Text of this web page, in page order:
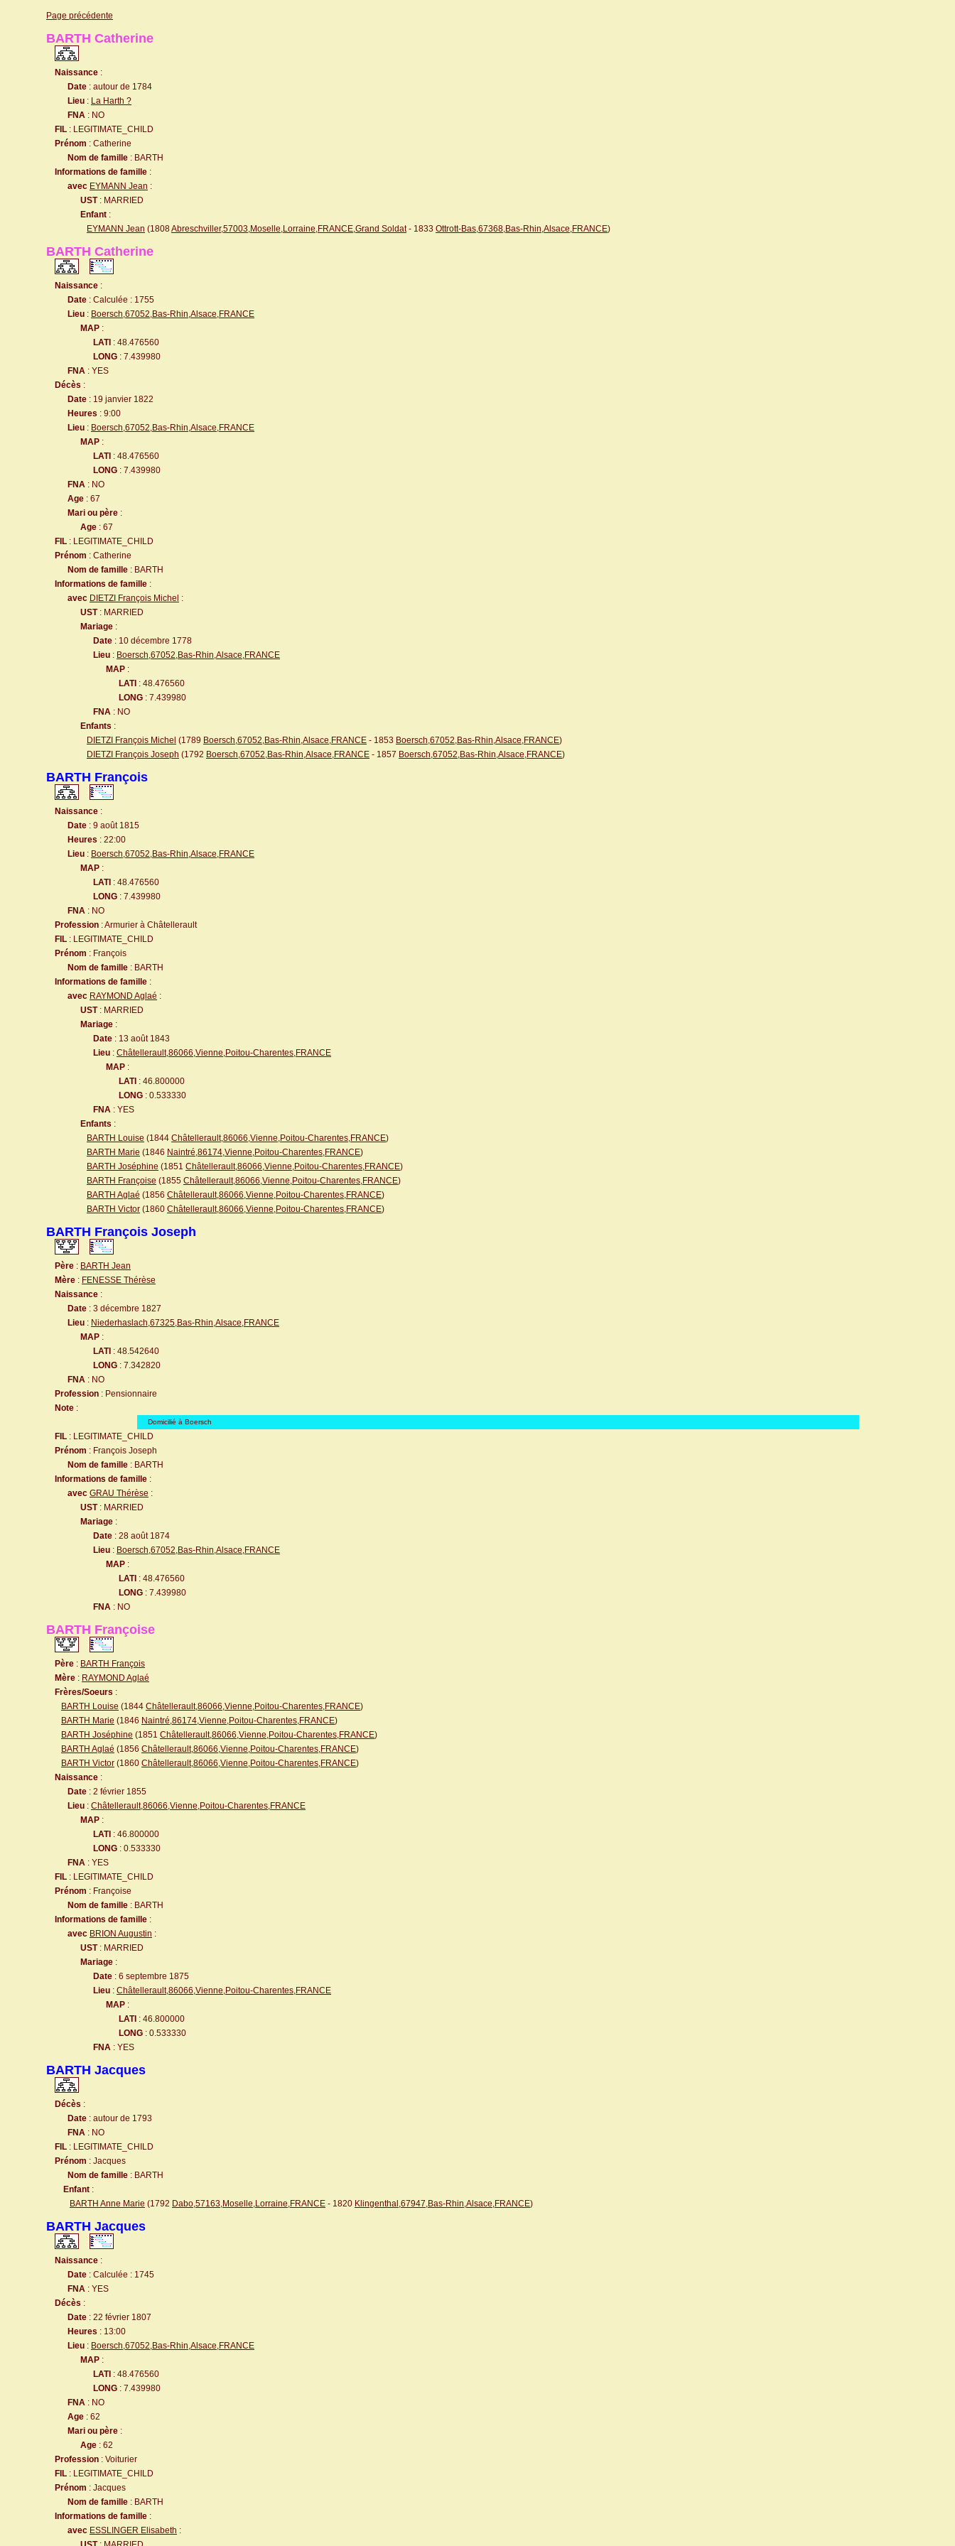
Page précédente
BARTH Catherine
Naissance :
Date : autour de 1784
Lieu : La Harth ?
FNA : NO
FIL : LEGITIMATE_CHILD
Prénom : Catherine
Nom de famille : BARTH
Informations de famille :
avec EYMANN Jean :
UST: MARRIED
Enfant :
EYMANN Jean (1808Abreschviller,57003,Moselle,Lorraine,FRANCE,Grand Soldat- 1833 Ottrott-Bas,67368,Bas-Rhin,Alsace,FRANCE)
BARTH Catherine
Naissance :
Date : Calculée : 1755
Lieu : Boersch,67052,Bas-Rhin,Alsace,FRANCE
MAP :
LATI : 48.476560
LONG : 7.439980
FNA : YES
Décès :
Date : 19 janvier 1822
Heures : 9:00
Lieu : Boersch,67052,Bas-Rhin,Alsace,FRANCE
MAP :
LATI : 48.476560
LONG : 7.439980
FNA : NO
Age : 67
Mari ou père :
Age : 67
FIL : LEGITIMATE_CHILD
Prénom : Catherine
Nom de famille : BARTH
Informations de famille :
avec DIETZI François Michel :
UST: MARRIED
Mariage :
Date : 10 décembre 1778
Lieu : Boersch,67052,Bas-Rhin,Alsace,FRANCE
MAP :
LATI : 48.476560
LONG : 7.439980
FNA : NO
Enfants :
DIETZI François Michel (1789 Boersch,67052,Bas-Rhin,Alsace,FRANCE - 1853 Boersch,67052,Bas-Rhin,Alsace,FRANCE)
DIETZI François Joseph (1792 Boersch,67052,Bas-Rhin,Alsace,FRANCE - 1857 Boersch,67052,Bas-Rhin,Alsace,FRANCE)
BARTH François
Naissance :
Date : 9 août 1815
Heures : 22:00
Lieu : Boersch,67052,Bas-Rhin,Alsace,FRANCE
MAP :
LATI : 48.476560
LONG : 7.439980
FNA : NO
Profession : Armurier à Châtellerault
FIL : LEGITIMATE_CHILD
Prénom : François
Nom de famille : BARTH
Informations de famille :
avec RAYMOND Aglaé :
UST: MARRIED
Mariage :
Date : 13 août 1843
Lieu : Châtellerault,86066,Vienne,Poitou-Charentes,FRANCE
MAP :
LATI : 46.800000
LONG : 0.533330
FNA : YES
Enfants :
BARTH Louise (1844 Châtellerault,86066,Vienne,Poitou-Charentes,FRANCE)
BARTH Marie (1846 Naintré,86174,Vienne,Poitou-Charentes,FRANCE)
BARTH Joséphine (1851 Châtellerault,86066,Vienne,Poitou-Charentes,FRANCE)
BARTH Françoise (1855 Châtellerault,86066,Vienne,Poitou-Charentes,FRANCE)
BARTH Aglaé (1856 Châtellerault,86066,Vienne,Poitou-Charentes,FRANCE)
BARTH Victor (1860 Châtellerault,86066,Vienne,Poitou-Charentes,FRANCE)
BARTH François Joseph
Père : BARTH Jean
Mère : FENESSE Thérèse
Naissance :
Date : 3 décembre 1827
Lieu : Niederhaslach,67325,Bas-Rhin,Alsace,FRANCE
MAP :
LATI : 48.542640
LONG : 7.342820
FNA : NO
Profession : Pensionnaire
Note :
Domicilié à Boersch
FIL : LEGITIMATE_CHILD
Prénom : François Joseph
Nom de famille : BARTH
Informations de famille :
avec GRAU Thérèse :
UST: MARRIED
Mariage :
Date : 28 août 1874
Lieu : Boersch,67052,Bas-Rhin,Alsace,FRANCE
MAP :
LATI : 48.476560
LONG : 7.439980
FNA : NO
BARTH Françoise
Père : BARTH François
Mère : RAYMOND Aglaé
Frères/Soeurs :
BARTH Louise (1844 Châtellerault,86066,Vienne,Poitou-Charentes,FRANCE)
BARTH Marie (1846 Naintré,86174,Vienne,Poitou-Charentes,FRANCE)
BARTH Joséphine (1851 Châtellerault,86066,Vienne,Poitou-Charentes,FRANCE)
BARTH Aglaé (1856 Châtellerault,86066,Vienne,Poitou-Charentes,FRANCE)
BARTH Victor (1860 Châtellerault,86066,Vienne,Poitou-Charentes,FRANCE)
Naissance :
Date : 2 février 1855
Lieu : Châtellerault,86066,Vienne,Poitou-Charentes,FRANCE
MAP :
LATI : 46.800000
LONG : 0.533330
FNA : YES
FIL : LEGITIMATE_CHILD
Prénom : Françoise
Nom de famille : BARTH
Informations de famille :
avec BRION Augustin :
UST: MARRIED
Mariage :
Date : 6 septembre 1875
Lieu : Châtellerault,86066,Vienne,Poitou-Charentes,FRANCE
MAP :
LATI : 46.800000
LONG : 0.533330
FNA : YES
BARTH Jacques
Décès :
Date : autour de 1793
FNA : NO
FIL : LEGITIMATE_CHILD
Prénom : Jacques
Nom de famille : BARTH
Enfant :
BARTH Anne Marie (1792 Dabo,57163,Moselle,Lorraine,FRANCE - 1820 Klingenthal,67947,Bas-Rhin,Alsace,FRANCE)
BARTH Jacques
Naissance :
Date : Calculée : 1745
FNA : YES
Décès :
Date : 22 février 1807
Heures : 13:00
Lieu : Boersch,67052,Bas-Rhin,Alsace,FRANCE
MAP :
LATI : 48.476560
LONG : 7.439980
FNA : NO
Age : 62
Mari ou père :
Age : 62
Profession : Voiturier
FIL : LEGITIMATE_CHILD
Prénom : Jacques
Nom de famille : BARTH
Informations de famille :
avec ESSLINGER Elisabeth :